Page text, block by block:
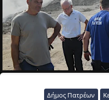
Δήμος Πατρέων